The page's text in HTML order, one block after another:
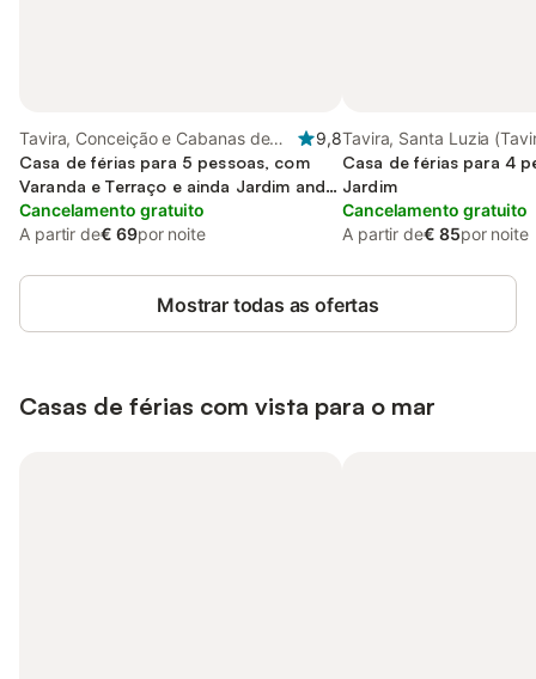
Tavira, Conceição e Cabanas de
Tavira
9,8
Casa de férias para 5 pessoas, com
Varanda e Terraço e ainda Jardim and
Piscina
Cancelamento gratuito
A partir de€ 69por noite
Tavira, Santa Luzia
Casa de férias para 4
Jardim
Cancelamento gratuito
A partir de€ 85por noite
Mostrar todas as ofertas
Casas de férias com vista para o mar